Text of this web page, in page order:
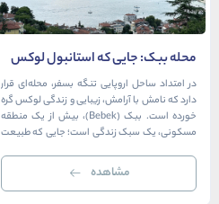
محله ببک: جایی که استانبول لوکس
در آغوش بسفر آرام می‌گیرد
در امتداد ساحل اروپایی تنگه بسفر، محله‌ای قرار
دارد که نامش با آرامش، زیبایی و زندگی لوکس گره
خورده است. ببک (Bebek)، بیش از یک منطقه
مسکونی، یک سبک زندگی است؛ جایی که طبیعت
رستوران‌ها و ویلاها در هم آمیخته و تصویری
بی‌نظیر از استانبول معاصر را به […]
مشاهده